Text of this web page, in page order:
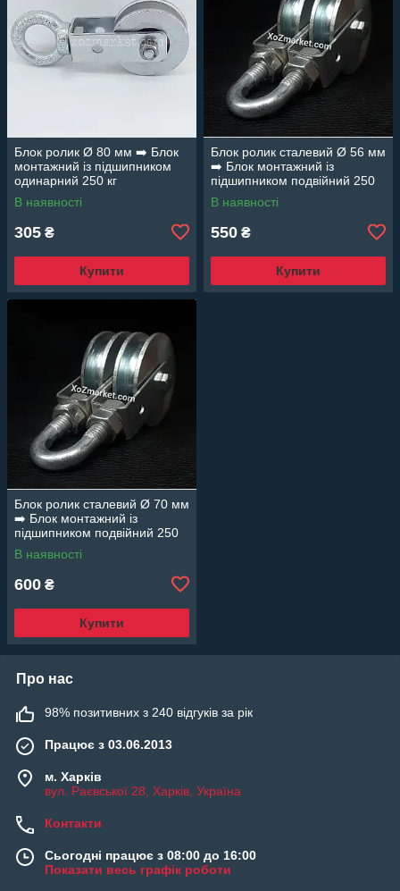
Блок ролик Ø 80 мм ➡️ Блок
монтажний із підшипником
одинарний 250 кг
В наявності
305 ₴
Купити
Блок ролик сталевий Ø 56 мм
➡️ Блок монтажний із
підшипником подвійний 250
кг
В наявності
550 ₴
Купити
Блок ролик сталевий Ø 70 мм
➡️ Блок монтажний із
підшипником подвійний 250
кг
В наявності
600 ₴
Купити
Про нас
98% позитивних з 240 відгуків за рік
Працює з 03.06.2013
м. Харків
вул. Раєвської 28, Харків, Україна
Контакти
Сьогодні працює з 08:00 до 16:00
Показати весь графік роботи